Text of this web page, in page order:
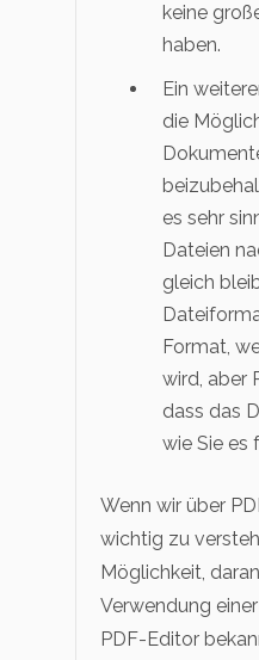
keine
haben.
Ein
die
es sehr
Dateien
gleich
Format,
wird, aber
dass das
wie Sie es
Wenn wir über
wichtig zu
Möglichkeit,
Verwendung
PDF-Editor